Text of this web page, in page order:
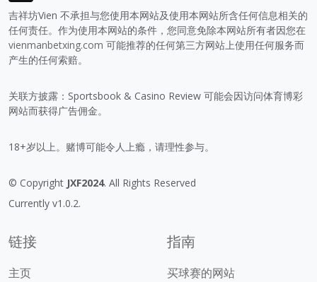
吉祥坊Vien 不承担与您使用本网站及使用本网站所含任何信息相关的
任何责任。作为使用本网站的条件，您同意免除本网站所有者因您在
vienmanbetxing.com 可能推荐的任何第三方网站上使用任何服务而
产生的任何索赔。
关联方披露：Sportsbook & Casino Review 可能会因访问体育博彩
网站而获得广告佣金。
18+岁以上。赌博可能令人上瘾，请理性参与。
© Copyright JXF2024. All Rights Reserved
Currently v1.0.2.
链接
主页
指南
买球赛的网站